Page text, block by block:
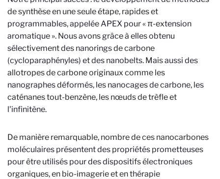
de synthèse en une seule étape, rapides et
programmables, appelée APEX pour « π-extension
aromatique ». Nous avons grâce à elles obtenu
sélectivement des nanorings de carbone
(cycloparaphényles) et des nanobelts. Mais aussi des
allotropes de carbone originaux comme les
nanographes déformés, les nanocages de carbone, les
caténanes tout-benzène, les nœuds de trèfle et
l'infinitène.
De manière remarquable, nombre de ces nanocarbones
moléculaires présentent des propriétés prometteuses
pour être utilisés pour des dispositifs électroniques
organiques, en bio-imagerie et en thérapie